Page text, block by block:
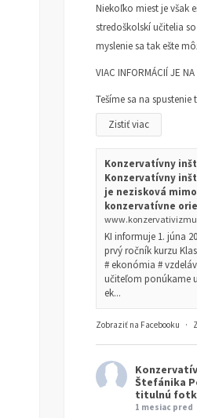
Niekoľko miest je však
stredoškolskí učitelia
myslenie sa tak ešte
VIAC INFORMÁCIÍ JE NA
Tešíme sa na spustenie
Zistiť viac
Konzervatívny
Konzervatívny
je nezisková
konzervatívne
KI informuje 1. júna
prvý ročník kurzu
# ekonómia #
učiteľom ponúkame
ek...
Zobraziť na Facebooku ·
Štefánika
titulnú
1 mesiac pred